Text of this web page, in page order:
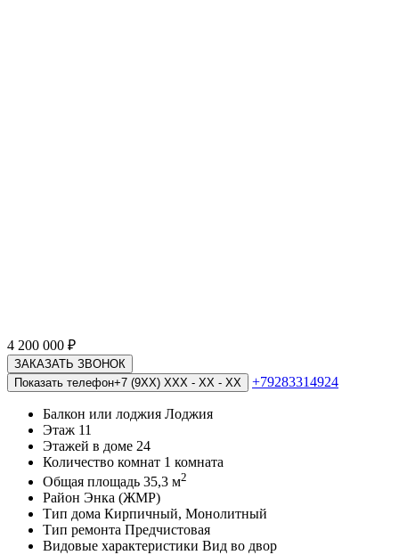
4 200 000 ₽
ЗАКАЗАТЬ ЗВОНОК
Показать телефон+7 (9XX) XXX - XX - XX +79283314924
Балкон или лоджия Лоджия
Этаж 11
Этажей в доме 24
Количество комнат 1 комната
Общая площадь 35,3 м2
Район Энка (ЖМР)
Тип дома Кирпичный, Монолитный
Тип ремонта Предчистовая
Видовые характеристики Вид во двор